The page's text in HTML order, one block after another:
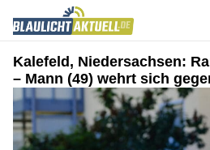
Kalefeld, Niedersachsen:
– Mann (49) wehrt sich